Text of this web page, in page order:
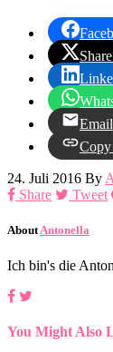
Email
24. Juli 2016 By
Share
Tweet
About Antonella
Ich bin's die
You Might Also